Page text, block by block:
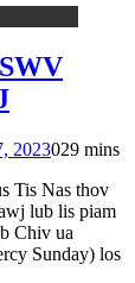
2023029 mins
Tis Nas thov
lub lis piam
Chiv ua
Sunday) los